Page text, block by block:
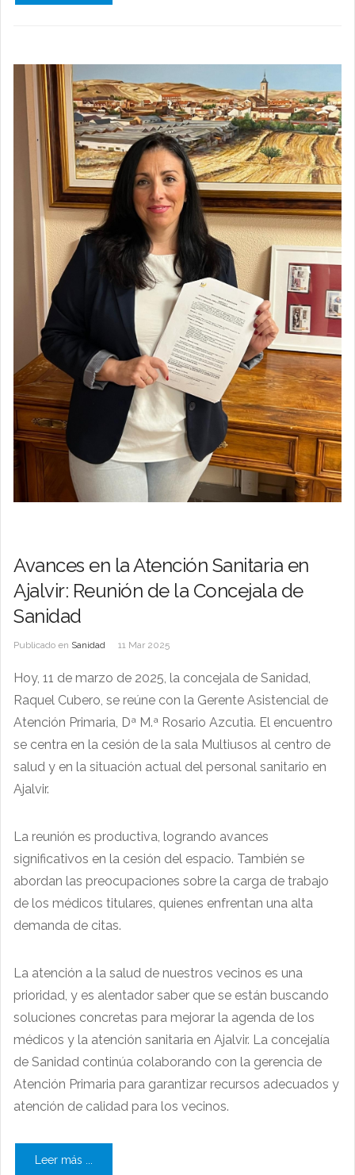
Avances en la Atención Sanitaria en
Ajalvir: Reunión de la Concejala de
Sanidad
Publicado en Sanidad 11 Mar 2025
Hoy, 11 de marzo de 2025, la concejala de Sanidad,
Raquel Cubero, se reúne con la Gerente Asistencial de
Atención Primaria, Dª M.ª Rosario Azcutia. El encuentro
se centra en la cesión de la sala Multiusos al centro de
salud y en la situación actual del personal sanitario en
Ajalvir.
La reunión es productiva, logrando avances
significativos en la cesión del espacio. También se
abordan las preocupaciones sobre la carga de trabajo
de los médicos titulares, quienes enfrentan una alta
demanda de citas.
La atención a la salud de nuestros vecinos es una
prioridad, y es alentador saber que se están buscando
soluciones concretas para mejorar la agenda de los
médicos y la atención sanitaria en Ajalvir. La concejalía
de Sanidad continúa colaborando con la gerencia de
Atención Primaria para garantizar recursos adecuados y
atención de calidad para los vecinos.
Leer más ...